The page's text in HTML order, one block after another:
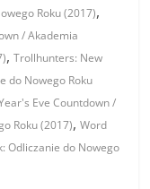
Roku (2017),
/ Akademia
,Trollhunters: New
do Nowego Roku
Eve Countdown /
Roku (2017),Word
Odliczanie do Nowego